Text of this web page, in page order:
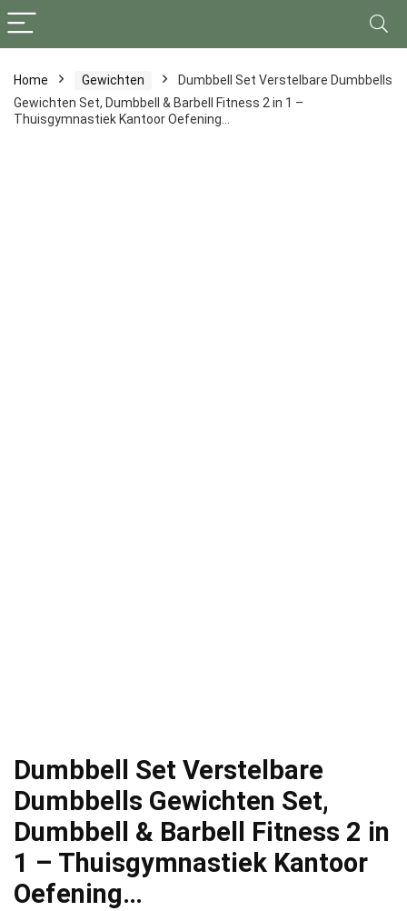
Home Gewichten
Dumbbell Set Verstelbare Dumbbells
Gewichten Set, Dumbbell & Barbell Fitness 2 in 1 –
Thuisgymnastiek Kantoor Oefening…
Dumbbell Set Verstelbare
Dumbbells Gewichten Set,
Dumbbell & Barbell Fitness 2 in
1 – Thuisgymnastiek Kantoor
Oefening…